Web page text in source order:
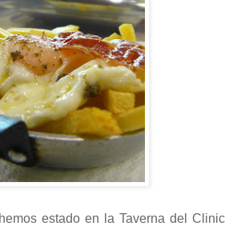
estado en la Taverna del Clinic